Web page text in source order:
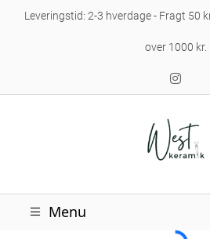
Leveringstid: 2-3 hverdage - Fragt 50
over 1000 kr.
Menu Loading...